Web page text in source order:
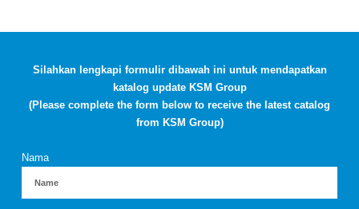
Silahkan lengkapi formulir dibawah ini untuk mendapatkan
katalog update KSM Group
(Please complete the form below to receive the latest catalog
from KSM Group)
Nama